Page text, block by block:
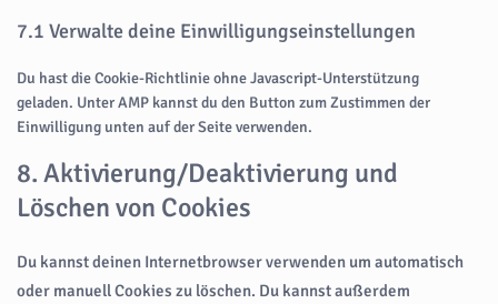
7.1 Verwalte deine Einwilligungseinstellungen
Du hast die Cookie-Richtlinie ohne Javascript-Unterstützung
geladen. Unter AMP kannst du den Button zum Zustimmen der
Einwilligung unten auf der Seite verwenden.
8. Aktivierung/Deaktivierung und
Löschen von Cookies
Du kannst deinen Internetbrowser verwenden um automatisch
oder manuell Cookies zu löschen. Du kannst außerdem